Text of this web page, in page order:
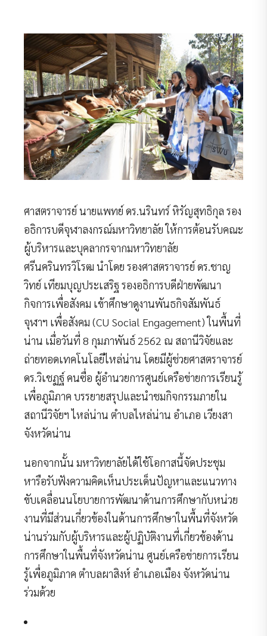
ศาสตราจารย์ นายแพทย์ ดร.นรินทร์ หิรัญสุทธิกุล รอง
อธิการบดีจุฬาลงกรณ์มหาวิทยาลัย ให้การต้อนรับคณะ
ผู้บริหารและบุคลากรจากมหาวิทยาลัย
ศรีนครินทรวิโรฒ นำโดย รองศาสตราจารย์ ดร.ชาญ
วิทย์ เทียมบุญประเสริฐ รองอธิการบดีฝ่ายพัฒนา
กิจการเพื่อสังคม เข้าศึกษาดูงานพันธกิจสัมพันธ์
จุฬาฯ เพื่อสังคม (CU Social Engagement) ในพื้นที่
น่าน เมื่อวันที่ 8 กุมภาพันธ์ 2562 ณ สถานีวิจัยและ
ถ่ายทอดเทคโนโลยีไหล่น่าน โดยมีผู้ช่วยศาสตราจารย์
ดร.วิเชฏฐ์ คนซื่อ ผู้อำนวยการศูนย์เครือข่ายการเรียนรู้
เพื่อภูมิภาค บรรยายสรุปและนำชมกิจกรรมภายใน
สถานีวิจัยฯ ไหล่น่าน ตำบลไหล่น่าน อำเภอ เวียงสา
จังหวัดน่าน
นอกจากนั้น มหาวิทยาลัยได้ใช้โอกาสนี้จัดประชุม
หารือรับฟังความคิดเห็นประเด็นปัญหาและแนวทาง
ขับเคลื่อนนโยบายการพัฒนาด้านการศึกษากับหน่วย
งานที่มีส่วนเกี่ยวข้องในด้านการศึกษาในพื้นที่จังหวัด
น่านร่วมกับผู้บริหารและผู้ปฏิบัติงานที่เกี่ยวข้องด้าน
การศึกษาในพื้นที่จังหวัดน่าน ศูนย์เครือข่ายการเรียน
รู้เพื่อภูมิภาค ตำบลผาสิงห์ อำเภอเมือง จังหวัดน่าน
ร่วมด้วย